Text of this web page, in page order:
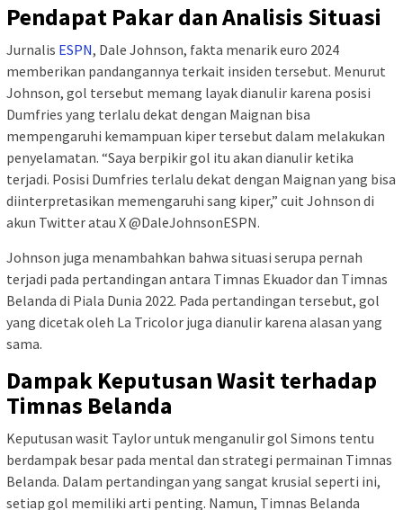
Pendapat Pakar dan Analisis Situasi
Jurnalis ESPN, Dale Johnson, fakta menarik euro 2024
memberikan pandangannya terkait insiden tersebut. Menurut
Johnson, gol tersebut memang layak dianulir karena posisi
Dumfries yang terlalu dekat dengan Maignan bisa
mempengaruhi kemampuan kiper tersebut dalam melakukan
penyelamatan. “Saya berpikir gol itu akan dianulir ketika
terjadi. Posisi Dumfries terlalu dekat dengan Maignan yang bisa
diinterpretasikan memengaruhi sang kiper,” cuit Johnson di
akun Twitter atau X @DaleJohnsonESPN.
Johnson juga menambahkan bahwa situasi serupa pernah
terjadi pada pertandingan antara Timnas Ekuador dan Timnas
Belanda di Piala Dunia 2022. Pada pertandingan tersebut, gol
yang dicetak oleh La Tricolor juga dianulir karena alasan yang
sama.
Dampak Keputusan Wasit terhadap
Timnas Belanda
Keputusan wasit Taylor untuk menganulir gol Simons tentu
berdampak besar pada mental dan strategi permainan Timnas
Belanda. Dalam pertandingan yang sangat krusial seperti ini,
setiap gol memiliki arti penting. Namun, Timnas Belanda